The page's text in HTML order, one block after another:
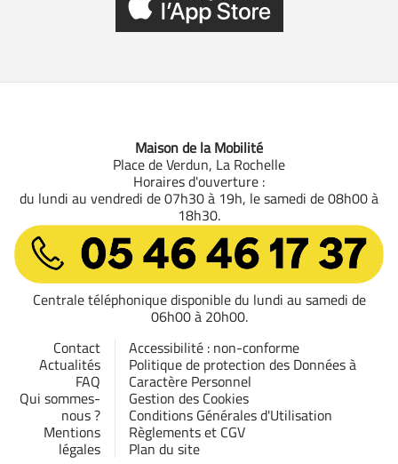
Maison de la Mobilité
Place de Verdun, La Rochelle
Horaires d'ouverture :
du lundi au vendredi de 07h30 à 19h, le samedi de 08h00 à
18h30.
05 46 46 17 37
Centrale téléphonique disponible du lundi au samedi de
06h00 à 20h00.
Contact
Actualités
FAQ
Qui sommes-
nous ?
Mentions
légales
Accessibilité : non-conforme
Politique de protection des Données à
Caractère Personnel
Gestion des Cookies
Conditions Générales d'Utilisation
Règlements et CGV
Plan du site